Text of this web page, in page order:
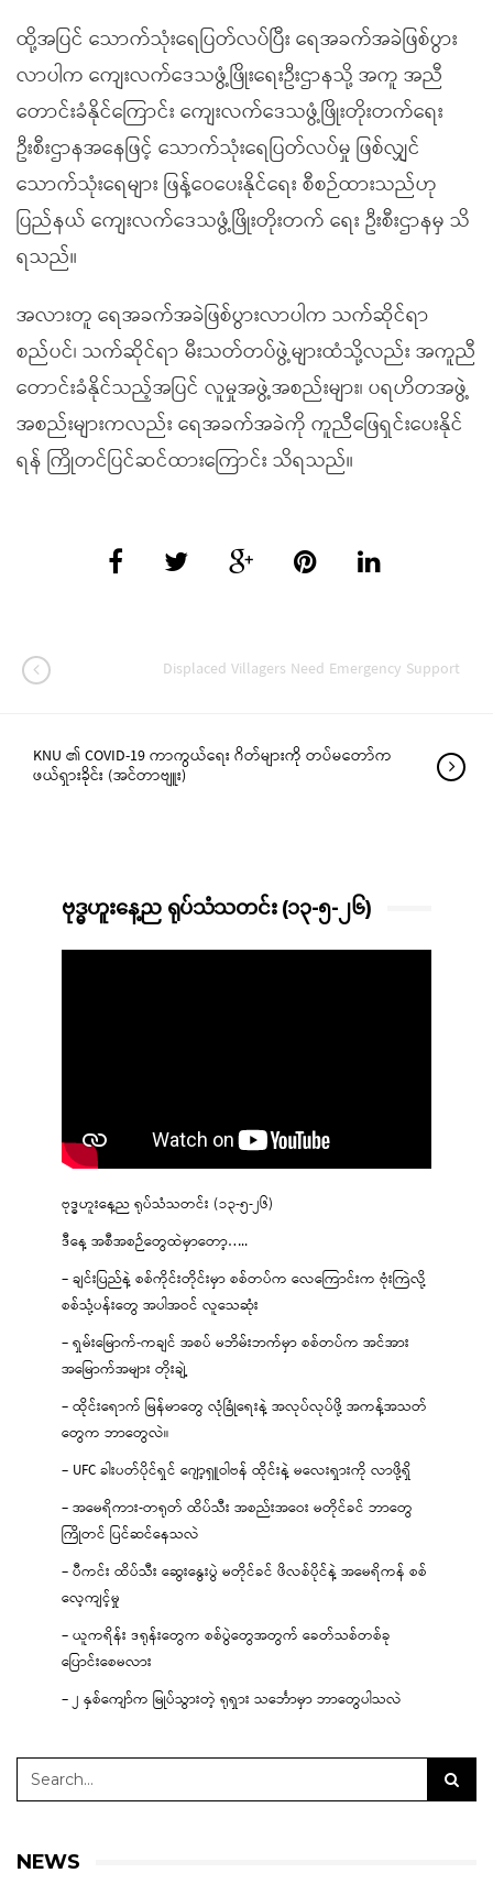
ထို့အပြင် သောက်သုံးရေပြတ်လပ်ပြီး ရေအခက်အခဲဖြစ်ပွား
လာပါက ကျေးလက်ဒေသဖွံ့ဖြိုးရေးဦးဌာနသို့ အကူ အညီ
တောင်းခံနိုင်ကြောင်း ကျေးလက်ဒေသဖွံ့ဖြိုးတိုးတက်ရေး
ဦးစီးဌာနအနေဖြင့် သောက်သုံးရေပြတ်လပ်မှု ဖြစ်လျှင်
သောက်သုံးရေများ ဖြန့်ဝေပေးနိုင်ရေး စီစဉ်ထားသည်ဟု
ပြည်နယ် ကျေးလက်ဒေသဖွံ့ဖြိုးတိုးတက် ရေး ဦးစီးဌာနမှ သိ
ရသည်။
အလားတူ ရေအခက်အခဲဖြစ်ပွားလာပါက သက်ဆိုင်ရာ
စည်ပင်၊ သက်ဆိုင်ရာ မီးသတ်တပ်ဖွဲ့များထံသို့လည်း အကူညီ
တောင်းခံနိုင်သည့်အပြင် လူမှုအဖွဲ့အစည်းများ၊ ပရဟိတအဖွဲ့
အစည်းများကလည်း ရေအခက်အခဲကို ကူညီဖြေရှင်းပေးနိုင်
ရန် ကြိုတင်ပြင်ဆင်ထားကြောင်း သိရသည်။
Displaced Villagers Need Emergency Support
KNU ၏ COVID-19 ကာကွယ်ရေး ဂိတ်များကို တပ်မတော်က
ဖယ်ရှားခိုင်း (အင်တာဗျူး)
ဗုဒ္ဓဟူးနေ့ည ရုပ်သံသတင်း (၁၃-၅-၂၆)
ဗုဒ္ဓဟူးနေ့ည ရုပ်သံသတင်း (၁၃-၅-၂၆)
ဒီနေ့ အစီအစဉ်တွေထဲမှာတော့…..
– ချင်းပြည်နဲ့ စစ်ကိုင်းတိုင်းမှာ စစ်တပ်က လေကြောင်းက ဗုံးကြဲလို့
စစ်သုံ့ပန်းတွေ အပါအဝင် လူသေဆုံး
– ရှမ်းမြောက်-ကချင် အစပ် မဘိမ်းဘက်မှာ စစ်တပ်က အင်အား
အမြောက်အများ တိုးချဲ့
– ထိုင်းရောက် မြန်မာတွေ လုံခြုံရေးနဲ့ အလုပ်လုပ်ဖို့ အကန့်အသတ်
တွေက ဘာတွေလဲ။
– UFC ခါးပတ်ပိုင်ရှင် ဂျော့ရှူဝါဗန် ထိုင်းနဲ့ မလေးရှားကို လာဖို့ရှိ
– အမေရိကား-တရုတ် ထိပ်သီး အစည်းအဝေး မတိုင်ခင် ဘာတွေ
ကြိုတင် ပြင်ဆင်နေသလဲ
– ပီကင်း ထိပ်သီး ဆွေးနွေးပွဲ မတိုင်ခင် ဖိလစ်ပိုင်နဲ့ အမေရိကန် စစ်
လေ့ကျင့်မှု
– ယူကရိန်း ဒရုန်းတွေက စစ်ပွဲတွေအတွက် ခေတ်သစ်တစ်ခု
ပြောင်းစေမလား
– ၂ နှစ်ကျော်က မြုပ်သွားတဲ့ ရုရှား သင်္ဘောမှာ ဘာတွေပါသလဲ
NEWS